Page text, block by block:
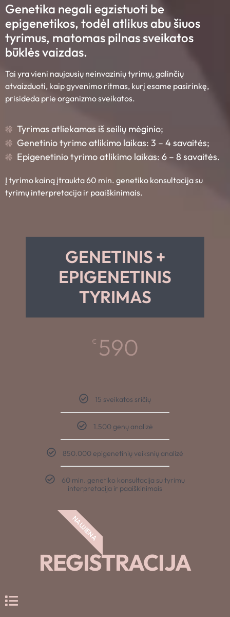
Genetika negali egzistuoti be
epigenetikos, todėl atlikus abu šiuos
tyrimus, matomas pilnas sveikatos
būklės vaizdas.
Tai yra vieni naujausių neinvazinių tyrimų, galinčių
atvaizduoti, kaip gyvenimo ritmas, kurį esame pasirinkę,
prisideda prie organizmo sveikatos.
Tyrimas atliekamas iš seilių mėginio;
Genetinio tyrimo atlikimo laikas: 3 – 4 savaitės;
Epigenetinio tyrimo atlikimo laikas: 6 – 8 savaitės.
Į tyrimo kainą įtraukta 60 min. genetiko konsultacija su
tyrimų interpretacija ir paaiškinimais.
GENETINIS +
EPIGENETINIS
TYRIMAS
€ 590
15 sveikatos sričių
1.500 genų analizė
850.000 epigenetinių veiksnių analizė
60 min. genetiko konsultacija su tyrimų
interpretacija ir paaiškinimais
NAUJIENA
REGISTRACIJA